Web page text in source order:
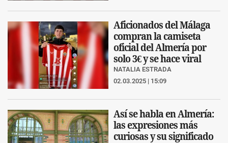
Aficionados del Málaga
compran la camiseta
oficial del Almería por
solo 3€ y se hace viral
NATALIA ESTRADA
02.03.2025 | 15:09
Así se habla en Almería:
las expresiones más
curiosas y su significado